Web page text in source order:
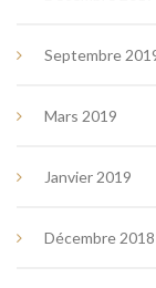
Septembre
Mars 2019
Janvier 2019
Décembre 2018